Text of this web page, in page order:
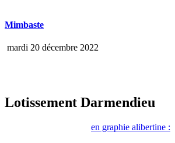
Mimbaste
mardi 20 décembre 2022
Lotissement Darmendieu
en graphie alibertine :